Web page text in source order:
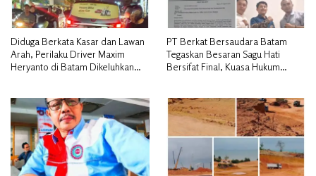
Diduga Berkata Kasar dan Lawan
Arah, Perilaku Driver Maxim
Heryanto di Batam Dikeluhkan
PT Berkat Bersaudara Batam
Tegaskan Besaran Sagu Hati
Bersifat Final, Kuasa Hukum